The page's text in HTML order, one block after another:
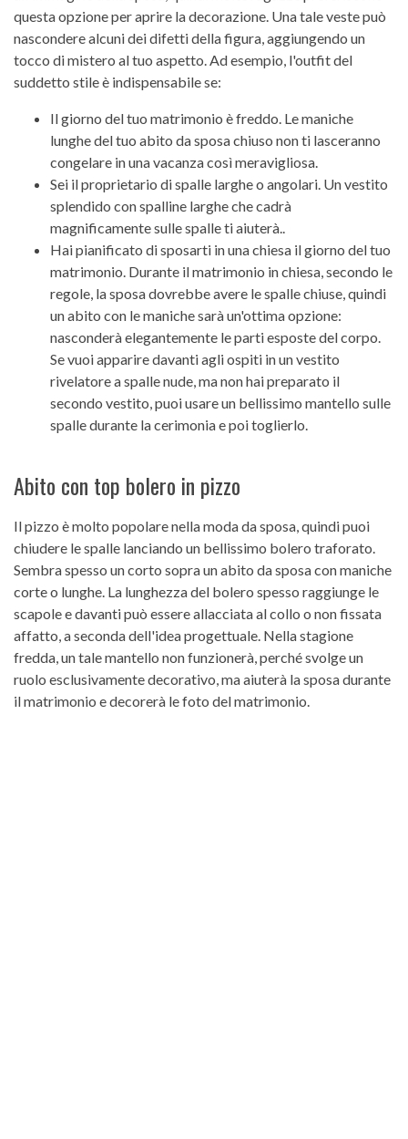
questa opzione per aprire la decorazione. Una tale veste può
nascondere alcuni dei difetti della figura, aggiungendo un
tocco di mistero al tuo aspetto. Ad esempio, l'outfit del
suddetto stile è indispensabile se:
Il giorno del tuo matrimonio è freddo. Le maniche
lunghe del tuo abito da sposa chiuso non ti lasceranno
congelare in una vacanza così meravigliosa.
Sei il proprietario di spalle larghe o angolari. Un vestito
splendido con spalline larghe che cadrà
magnificamente sulle spalle ti aiuterà..
Hai pianificato di sposarti in una chiesa il giorno del tuo
matrimonio. Durante il matrimonio in chiesa, secondo le
regole, la sposa dovrebbe avere le spalle chiuse, quindi
un abito con le maniche sarà un'ottima opzione:
nasconderà elegantemente le parti esposte del corpo.
Se vuoi apparire davanti agli ospiti in un vestito
rivelatore a spalle nude, ma non hai preparato il
secondo vestito, puoi usare un bellissimo mantello sulle
spalle durante la cerimonia e poi toglierlo.
Abito con top bolero in pizzo
Il pizzo è molto popolare nella moda da sposa, quindi puoi
chiudere le spalle lanciando un bellissimo bolero traforato.
Sembra spesso un corto sopra un abito da sposa con maniche
corte o lunghe. La lunghezza del bolero spesso raggiunge le
scapole e davanti può essere allacciata al collo o non fissata
affatto, a seconda dell'idea progettuale. Nella stagione
fredda, un tale mantello non funzionerà, perché svolge un
ruolo esclusivamente decorativo, ma aiuterà la sposa durante
il matrimonio e decorerà le foto del matrimonio.